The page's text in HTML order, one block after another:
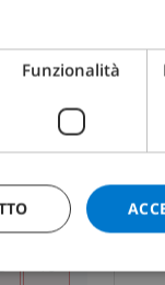
DOM
16
Funzionalità